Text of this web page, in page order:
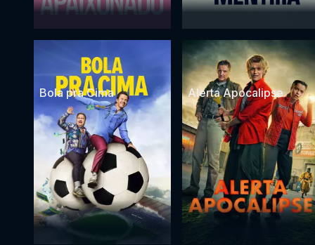
Bola pra Cima Alerta Apocalipse